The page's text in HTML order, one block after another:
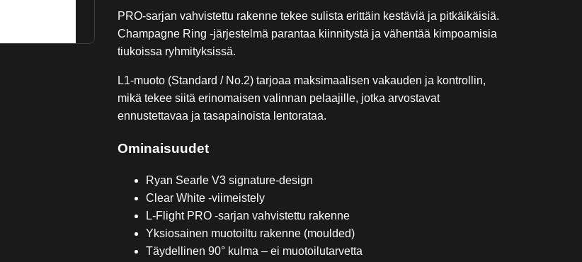
PRO-sarjan vahvistettu rakenne tekee sulista erittäin kestäviä ja pitkäikäisiä.
Champagne Ring -järjestelmä parantaa kiinnitystä ja vähentää kimpoamisia
tiukoissa ryhmityksissä.
L1-muoto (Standard / No.2) tarjoaa maksimaalisen vakauden ja kontrollin,
mikä tekee siitä erinomaisen valinnan pelaajille, jotka arvostavat
ennustettavaa ja tasapainoista lentorataa.
Ominaisuudet
Ryan Searle V3 signature-design
Clear White -viimeistely
L-Flight PRO -sarjan vahvistettu rakenne
Yksiosainen muotoiltu rakenne (moulded)
Täydellinen 90° kulma – ei muotoilutarvetta